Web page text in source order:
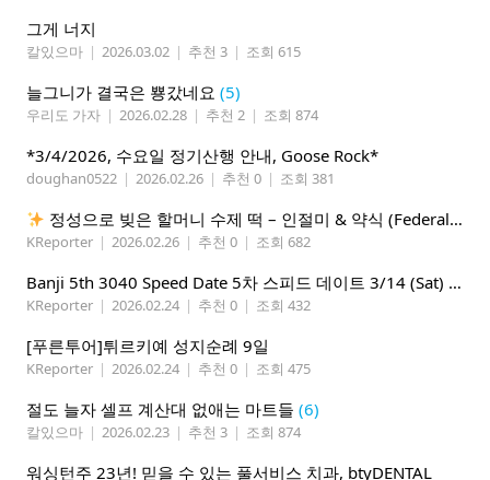
그게 너지
칼있으마 | 2026.03.02 | 추천 3 | 조회 615
늘그니가 결국은 뿅갔네요 (5)
우리도 가자 | 2026.02.28 | 추천 2 | 조회 874
*3/4/2026, 수요일 정기산행 안내, Goose Rock*
doughan0522 | 2026.02.26 | 추천 0 | 조회 381
정성으로 빚은 할머니 수제 떡 – 인절미 & 약식 (Federal Way)
KReporter | 2026.02.26 | 추천 0 | 조회 682
Banji 5th 3040 Speed Date 5차 스피드 데이트 3/14 (Sat) 5-8PM
KReporter | 2026.02.24 | 추천 0 | 조회 432
[푸른투어]튀르키예 성지순례 9일
KReporter | 2026.02.24 | 추천 0 | 조회 475
절도 늘자 셀프 계산대 없애는 마트들 (6)
칼있으마 | 2026.02.23 | 추천 3 | 조회 874
워싱턴주 23년! 믿을 수 있는 풀서비스 치과, btyDENTAL